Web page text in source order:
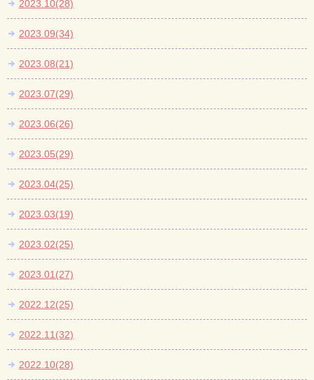
2023.10(28)
2023.09(34)
2023.08(21)
2023.07(29)
2023.06(26)
2023.05(29)
2023.04(25)
2023.03(19)
2023.02(25)
2023.01(27)
2022.12(25)
2022.11(32)
2022.10(28)